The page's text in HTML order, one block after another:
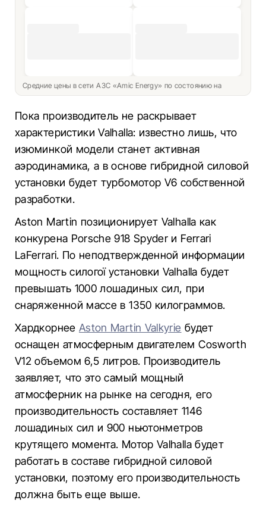
Средние цены в сети АЗС «Amic Energy» по состоянию на
Пока производитель не раскрывает
характеристики Valhalla: известно лишь, что
изюминкой модели станет активная
аэродинамика, а в основе гибридной силовой
установки будет турбомотор V6 собственной
разработки.
Aston Martin позиционирует Valhalla как
конкурена Porsche 918 Spyder и Ferrari
LaFerrari. По неподтвержденной информации
мощность силогої установки Valhalla будет
превышать 1000 лошадиных сил, при
снаряженной массе в 1350 килограммов.
Хардкорнее Aston Martin Valkyrie будет
оснащен атмосферным двигателем Cosworth
V12 объемом 6,5 литров. Производитель
заявляет, что это самый мощный
атмосферник на рынке на сегодня, его
производительность составляет 1146
лошадиных сил и 900 ньютонметров
крутящего момента. Мотор Valhalla будет
работать в составе гибридной силовой
установки, поэтому его производительность
должна быть еще выше.